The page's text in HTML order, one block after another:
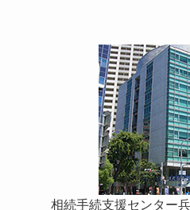
相続手続支援センター